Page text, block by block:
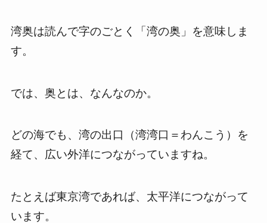
湾奥は読んで字のごとく「湾の奥」を意味しま
す。
では、奥とは、なんなのか。
どの海でも、湾の出口（湾湾口＝わんこう）を
経て、広い外洋につながっていますね。
たとえば東京湾であれば、太平洋につながって
います。